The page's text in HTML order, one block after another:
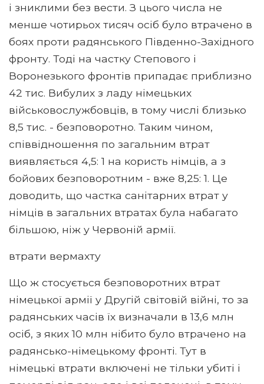
і зниклими без вести. З цього числа не
менше чотирьох тисяч осіб було втрачено в
боях проти радянського Південно-Західного
фронту. Тоді на частку Степового і
Воронезького фронтів припадає приблизно
42 тис. Вибулих з ладу німецьких
військовослужбовців, в тому числі близько
8,5 тис. - безповоротно. Таким чином,
співвідношення по загальним втрат
виявляється 4,5: 1 на користь німців, а з
бойових безповоротним - вже 8,25: 1. Це
доводить, що частка санітарних втрат у
німців в загальних втратах була набагато
більшою, ніж у Червоній армії.
втрати вермахту
Що ж стосується безповоротних втрат
німецької армії у Другій світовій війні, то за
радянських часів їх визначали в 13,6 млн
осіб, з яких 10 млн нібито було втрачено на
радянсько-німецькому фронті. Тут в
німецькі втрати включені не тільки убиті і